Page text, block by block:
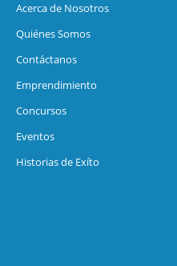
Acerca de Nosotros
Quiénes Somos
Contáctanos
Emprendimiento
Concursos
Eventos
Historias de Exíto